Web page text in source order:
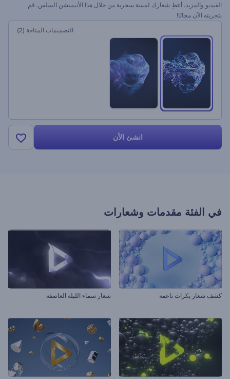
الفيديو والمزيد. أعطِ شعارك لمسة سحرية من خلال هذا الأنيميشن السلس. قم
بتجربته الآن مجانًا!
التصميمات المتاحة (2)
انشئ الأن
في الفئة مقدمات وشعارات
كشف شعار بكرات ناعمة شعار سماء الليلة العاصفة